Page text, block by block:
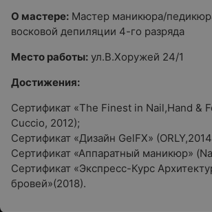
О мастере: Мастер маникюра/
восковой депиляции 4-го разряда
Место работы: ул.В.Хоружей 24/1
Достижения:
Сертификат «The Finest in Nail,Hand &
Cuccio, 2012);
Сертификат «Дизайн GelFX»
Сертификат «Аппаратный маникюр»
Сертификат «Экспресс-Курс
бровей»(2018).